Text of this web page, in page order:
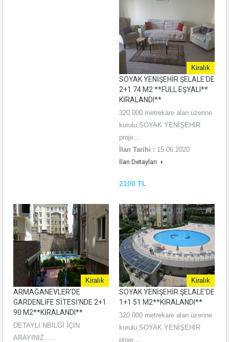
Kiralık
SOYAK YENİŞEHİR ŞELALE'DE
2+1 74 M2 **FULL EŞYALI**
KİRALANDI**
320.000 metrekare alan üzerine
kurulu,SOYAK YENİŞEHİR
proje…
İlan Tarihi : 15.06.2020
İlan Detayları
2100 TL
Kiralık
ARMAĞANEVLER'DE
GARDENLİFE SİTESİ'NDE 2+1
90 M2**KİRALANDI**
DETAYLI NBİLGİ İÇİN
ARAYINIZ...…
Kiralık
SOYAK YENİŞEHİR ŞELALE'DE
1+1 51 M2**KİRALANDI**
320.000 metrekare alan üzerine
kurulu,SOYAK YENİŞEHİR
proje…